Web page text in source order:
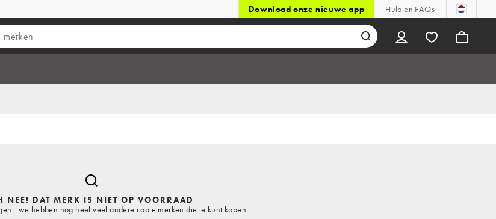
Download onze nieuwe app Hulp en FAQs
NEE! DAT MERK IS NIET OP VOORRAAD
- we hebben nog heel veel andere coole merken die je kunt kopen